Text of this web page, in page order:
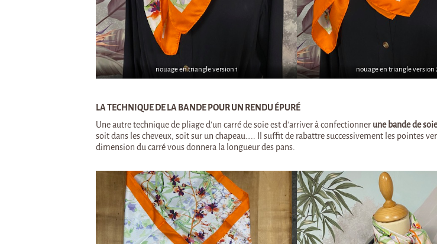
nouage en triangle version 1 nouage en triangle version
LA TECHNIQUE DE LA BANDE POUR UN RENDU ÉPURÉ
Une autre technique de pliage d’un carré de soie est d’arriver à confectionner une bande de soie
soit dans les cheveux, soit sur un chapeau….. Il suffit de rabattre successivement les pointes
dimension du carré vous donnera la longueur des pans.